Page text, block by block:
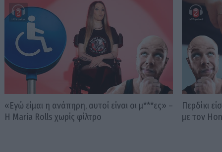
«Εγώ είμαι η ανάπηρη, αυτοί είναι οι μ***ες» –
Η Maria Rolls χωρίς φίλτρο
Περδίκι
με τον